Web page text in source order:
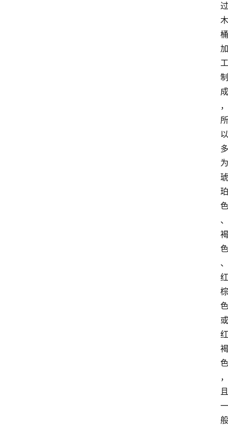
过
木
桶
加
工
制
成
，
所
以
多
为
琥
珀
色
、
褐
色
、
红
棕
色
或
红
褐
色
，
且
一
般